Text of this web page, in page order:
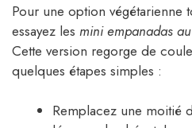
Pour une option végétarienne
essayez les mini empanadas
Cette version regorge de
quelques étapes simples :
Remplacez une moitié